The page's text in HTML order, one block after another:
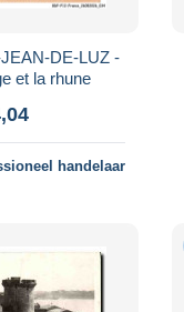
DE-LUZ -
et la rhune
handelaar